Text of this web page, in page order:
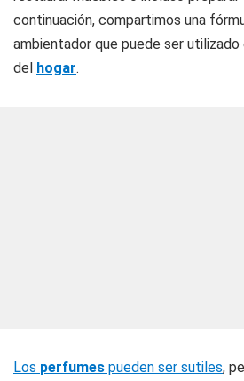
continuación, compartimos una
ambientador que puede ser
del hogar.
Los perfumes pueden ser sutiles,